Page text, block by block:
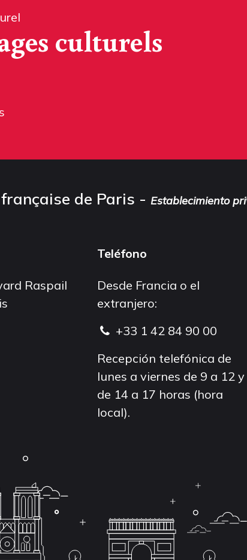
culturels
de Paris - Establecimiento
Raspail
Teléfono
Desde Francia o el
extranjero:
+33 1 42 84 90 00
Recepción telefónica de
lunes a viernes de 9 a 12 y
de 14 a 17 horas (hora
local).